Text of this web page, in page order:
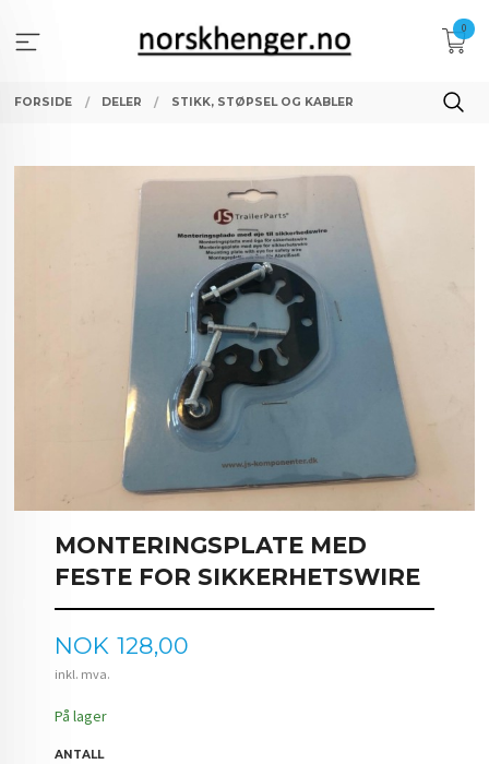
innholdet
0
FORSIDE DELER STIKK, STØPSEL OG KABLER
MONTERINGSPLATE MED
FESTE FOR SIKKERHETSWIRE
Pris
NOK 128,00
inkl. mva.
På lager
ANTALL